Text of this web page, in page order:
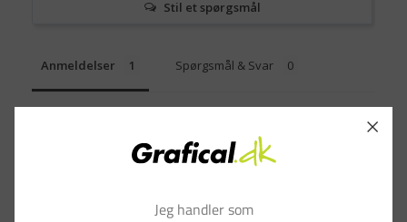
Stil et spørgsmål
Anmeldelser Spørgsmål & Svar
Jeg handler som